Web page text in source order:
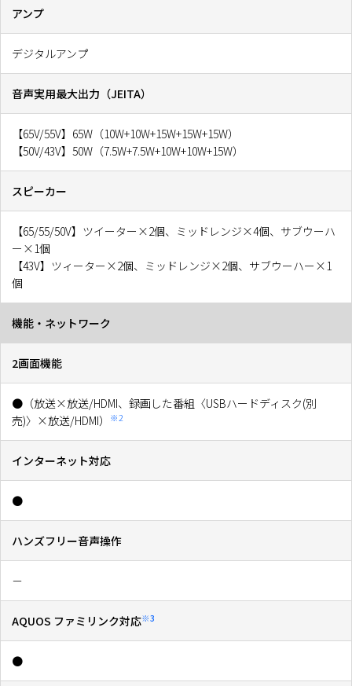
アンプ
デジタルアンプ
音声実用最大出力（JEITA）
【65V/55V】65W（10W+10W+15W+15W+15W）
【50V/43V】50W（7.5W+7.5W+10W+10W+15W）
スピーカー
【65/55/50V】ツイーター×2個、ミッドレンジ×4個、サブウーハ
ー×1個
【43V】ツィーター×2個、ミッドレンジ×2個、サブウーハー×1
個
機能・ネットワーク
2画面機能
●（放送×放送/HDMI、録画した番組〈USBハードディスク(別
売)〉×放送/HDMI）
※2
インターネット対応
●
ハンズフリー音声操作
－
AQUOS ファミリンク対応※3
●